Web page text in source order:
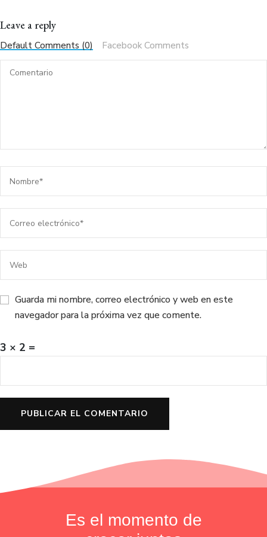
Leave a reply
Default Comments (0) Facebook Comments
Guarda mi nombre, correo electrónico y web en este
navegador para la próxima vez que comente.
3 × 2 =
Es el momento de